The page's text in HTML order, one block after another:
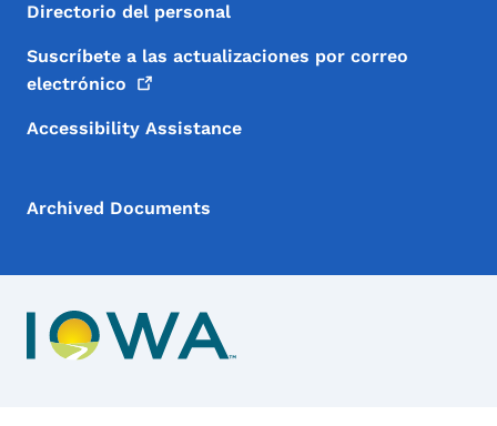
Directorio del personal
Suscríbete a las actualizaciones por correo
electrónico
Accessibility Assistance
Archived Documents